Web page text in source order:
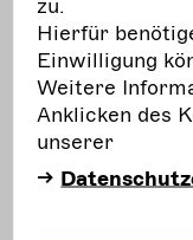
18.09. bis
28.09.
Do.
ATOLL Festival
Hierfür
Einwilligung
Weitere
Anklicken des
unserer